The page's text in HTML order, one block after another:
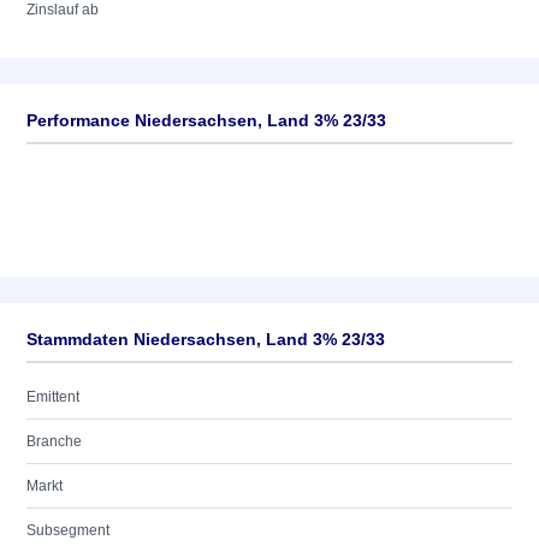
Zinslauf ab
Performance Niedersachsen, Land 3% 23/33
Stammdaten Niedersachsen, Land 3% 23/33
Emittent
Branche
Markt
Subsegment